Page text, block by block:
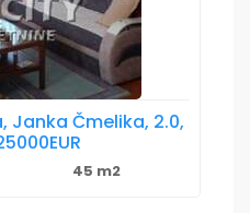
Janka Čmelika, 2.0,
45 m2